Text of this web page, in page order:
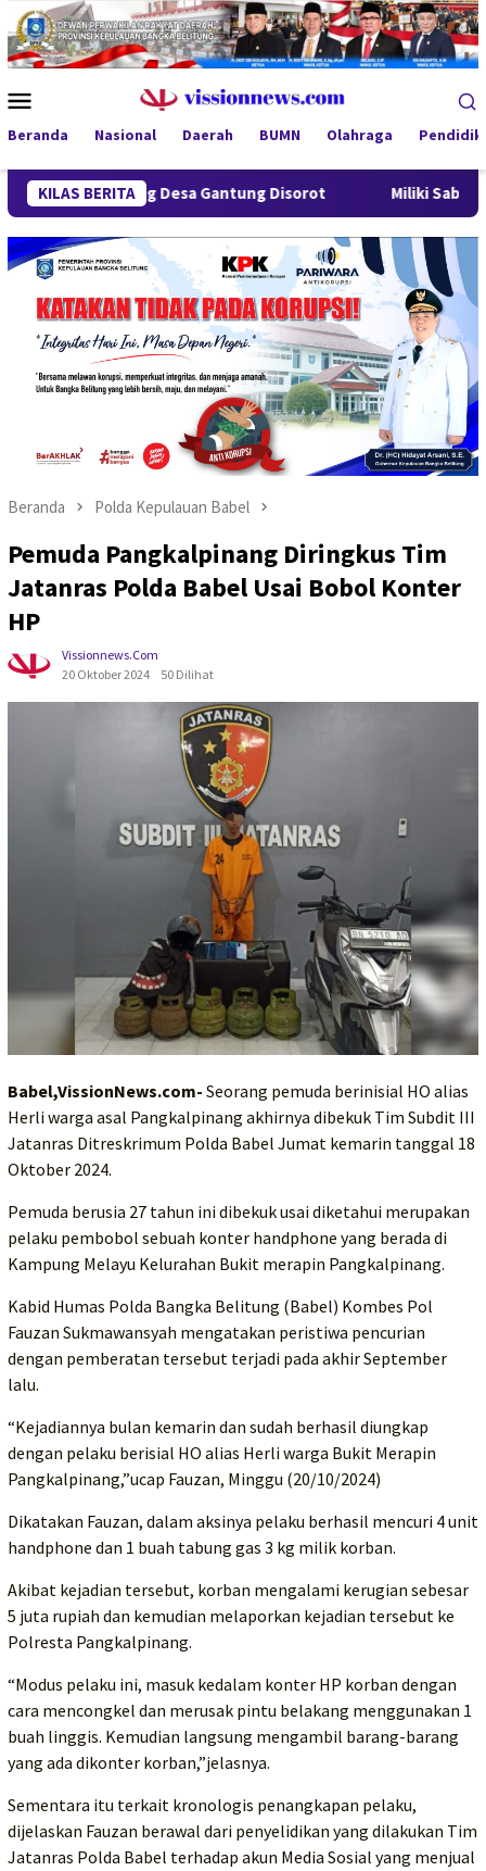
Loncat
ke
konten
Mobile
Beranda Nasional Daerah BUMN Olahraga
KILAS BERITA
Desa Gantung Disorot Miliki Sabu 50 Gram, IRT
Beranda Polda Kepulauan Babel
Pemuda Pangkalpinang Diringkus Tim
Jatanras Polda Babel Usai Bobol Konter
HP
Vissionnews.com
20 Oktober 2024
50 Dilihat
Babel,VissionNews.com- Seorang pemuda berinisial HO alias
Herli warga asal Pangkalpinang akhirnya dibekuk Tim Subdit III
Jatanras Ditreskrimum Polda Babel Jumat kemarin tanggal 18
Oktober 2024.
Pemuda berusia 27 tahun ini dibekuk usai diketahui merupakan
pelaku pembobol sebuah konter handphone yang berada di
Kampung Melayu Kelurahan Bukit merapin Pangkalpinang.
Kabid Humas Polda Bangka Belitung (Babel) Kombes Pol
Fauzan Sukmawansyah mengatakan peristiwa pencurian
dengan pemberatan tersebut terjadi pada akhir September
lalu.
“Kejadiannya bulan kemarin dan sudah berhasil diungkap
dengan pelaku berisial HO alias Herli warga Bukit Merapin
Pangkalpinang,”ucap Fauzan, Minggu (20/10/2024)
Dikatakan Fauzan, dalam aksinya pelaku berhasil mencuri 4 unit
handphone dan 1 buah tabung gas 3 kg milik korban.
Akibat kejadian tersebut, korban mengalami kerugian sebesar
5 juta rupiah dan kemudian melaporkan kejadian tersebut ke
Polresta Pangkalpinang.
“Modus pelaku ini, masuk kedalam konter HP korban dengan
cara mencongkel dan merusak pintu belakang menggunakan 1
buah linggis. Kemudian langsung mengambil barang-barang
yang ada dikonter korban,”jelasnya.
Sementara itu terkait kronologis penangkapan pelaku,
dijelaskan Fauzan berawal dari penyelidikan yang dilakukan Tim
Jatanras Polda Babel terhadap akun Media Sosial yang menjual